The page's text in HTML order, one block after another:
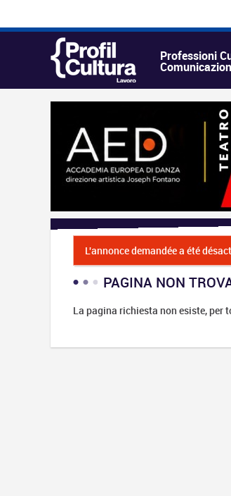
Professioni
L'annonce demandée a été
PAGINA NON
La pagina richiesta non esiste, per